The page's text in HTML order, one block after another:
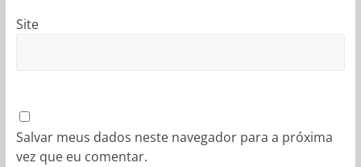
Site
Salvar meus dados neste navegador para a próxima
vez que eu comentar.